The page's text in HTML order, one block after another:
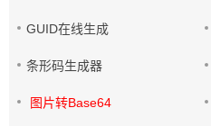
GUID在线生成
条形码生成器
图片转Base64